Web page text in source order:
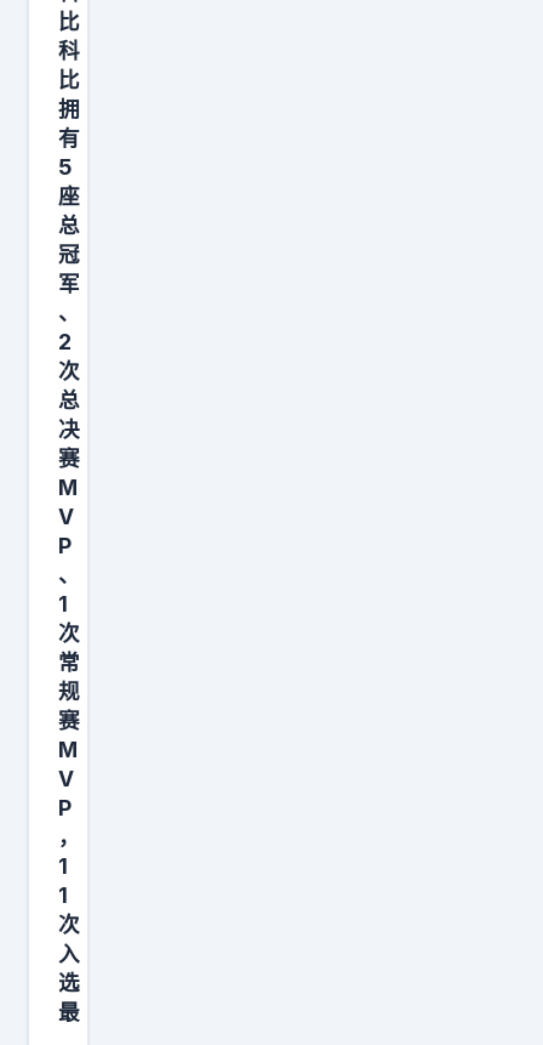
示
：
如
果
当
初
自
己
少
拿
薪
水
，
而
不
是
在
目
睹
科
比
成
为
球
门
面
之
后
，
比
科
比
拥
有
5
座
总
冠
军
、
2
次
总
决
赛
M
V
P
、
1
次
常
规
赛
M
V
P
，
1
1
次
入
选
最